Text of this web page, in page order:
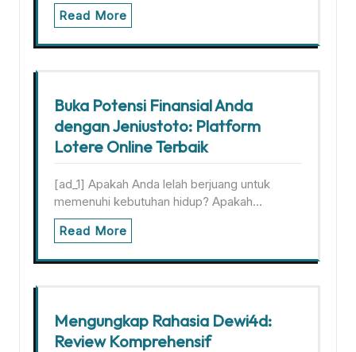
Read More
Buka Potensi Finansial Anda
dengan Jeniustoto: Platform
Lotere Online Terbaik
[ad_1] Apakah Anda lelah berjuang untuk
memenuhi kebutuhan hidup? Apakah…
Read More
Mengungkap Rahasia Dewi4d:
Review Komprehensif